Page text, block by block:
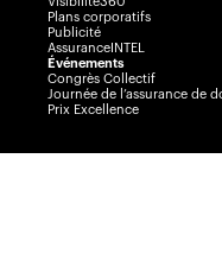
Plans corporatifs
Publicité
AssuranceINTEL
Événements
Congrès Collectif
Journée de l’assurance de
Prix Excellence